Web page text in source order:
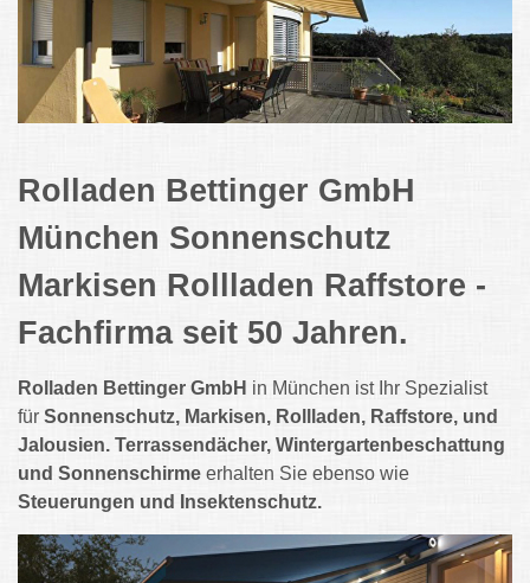
Rolladen Bettinger GmbH
München Sonnenschutz
Markisen Rollladen Raffstore -
Fachfirma seit 50 Jahren.
Rolladen Bettinger GmbH in München ist Ihr Spezialist
für Sonnenschutz, Markisen, Rollladen, Raffstore, und
Jalousien. Terrassendächer, Wintergartenbeschattung
und Sonnenschirme erhalten Sie ebenso wie
Steuerungen und Insektenschutz.